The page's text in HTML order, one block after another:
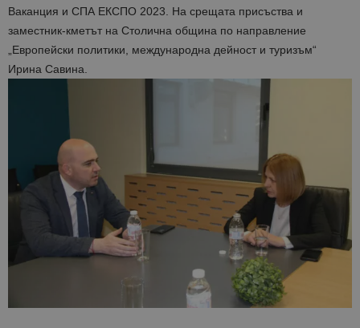
Ваканция и СПА ЕКСПО 2023. На срещата присъства и
заместник-кметът на Столична община по направление
„Европейски политики, международна дейност и туризъм“
Ирина Савина.